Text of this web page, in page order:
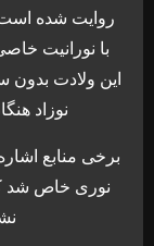
روایت شده
با نورانیت
این ولادت
نوزاد
برخی منابع
نوری خاص شد